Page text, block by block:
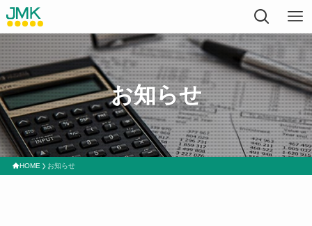
お知らせ
HOME お知らせ